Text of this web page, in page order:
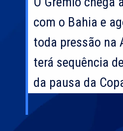
com o Bahia e
toda pressão na
terá sequência
da pausa da
com o Bahia e
toda pressão na
terá sequência
da pausa da